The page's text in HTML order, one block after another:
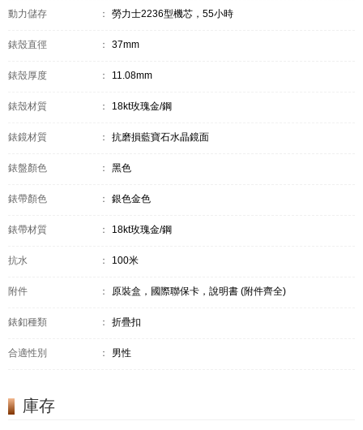
動力儲存 ： 勞力士2236型機芯，55小時
錶殼直徑 ： 37mm
錶殼厚度 ： 11.08mm
錶殼材質 ： 18kt玫瑰金/鋼
錶鏡材質 ： 抗磨損藍寶石水晶鏡面
錶盤顏色 ： 黑色
錶帶顏色 ： 銀色金色
錶帶材質 ： 18kt玫瑰金/鋼
抗水 ： 100米
附件 ： 原裝盒，國際聯保卡，說明書 (附件齊全)
錶釦種類 ： 折疊扣
合適性別 ： 男性
庫存